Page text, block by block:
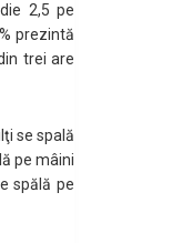
2,5 pe
prezintă
trei are
se spală
pe mâini
spălă pe